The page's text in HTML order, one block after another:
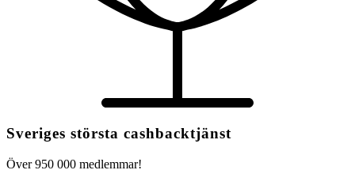
Sveriges största cashbacktjänst
Över 950 000 medlemmar!